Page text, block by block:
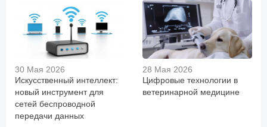
30 Мая 2026
Искусственный интеллект:
новый инструмент для
сетей беспроводной
передачи данных
28 Мая 2026
Цифровые технологии в
ветеринарной медицине